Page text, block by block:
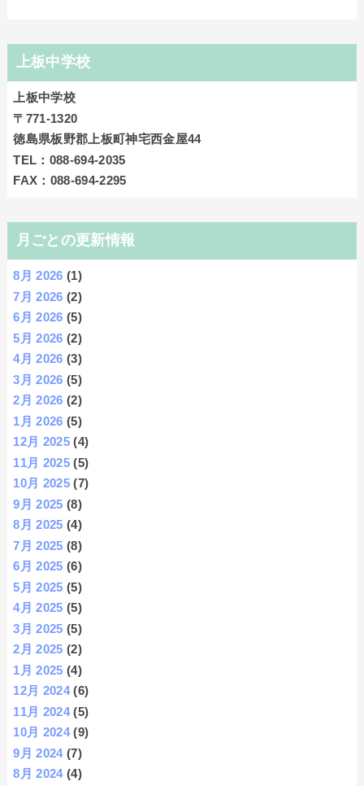
上板中学校
上板中学校
〒771-1320
徳島県板野郡上板町神宅西金屋44
TEL：088-694-2035
FAX：088-694-2295
月ごとの更新情報
8月 2026 (1)
7月 2026 (2)
6月 2026 (5)
5月 2026 (2)
4月 2026 (3)
3月 2026 (5)
2月 2026 (2)
1月 2026 (5)
12月 2025 (4)
11月 2025 (5)
10月 2025 (7)
9月 2025 (8)
8月 2025 (4)
7月 2025 (8)
6月 2025 (6)
5月 2025 (5)
4月 2025 (5)
3月 2025 (5)
2月 2025 (2)
1月 2025 (4)
12月 2024(6)
11月 2024(5)
10月 2024(9)
9月 2024(7)
8月 2024(4)